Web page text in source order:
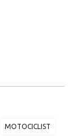
MOTOCICLIST